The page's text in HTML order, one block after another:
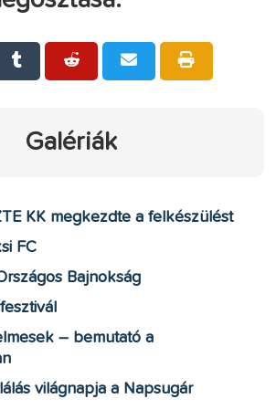
Galériák
KK megkezdte a felkészülést
FC
Bajnokság
– bemutató a
világnapja a Napsugár